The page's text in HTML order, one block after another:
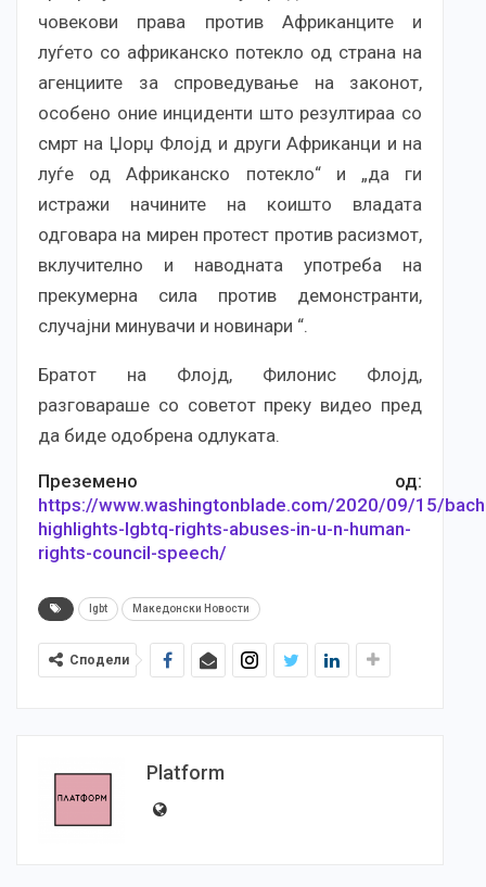
човекови права против Африканците и
луѓето со африканско потекло од страна на
агенциите за спроведување на законот,
особено оние инциденти што резултираа со
смрт на Џорџ Флојд и други Африканци и на
луѓе од Африканско потекло“ и „да ги
истражи начините на коишто владата
одговара на мирен протест против расизмот,
вклучително и наводната употреба на
прекумерна сила против демонстранти,
случајни минувачи и новинари “.
Братот на Флојд, Филонис Флојд,
разговараше со советот преку видео пред
да биде одобрена одлуката.
Преземено од:
https://www.washingtonblade.com/2020/09/15/
highlights-lgbtq-rights-abuses-in-u-n-human-
rights-council-speech/
lgbt Македонски Новости
Сподели
Platform